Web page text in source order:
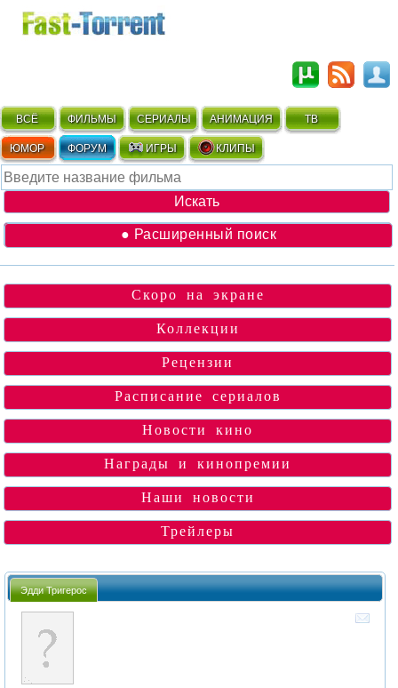
ВСЁ ФИЛЬМЫ СЕРИАЛЫ АНИМАЦИЯ ТВ
ЮМОР ФОРУМ ИГРЫ КЛИПЫ
● Расширенный поиск
Скоро на экране
Коллекции
Рецензии
Расписание сериалов
Новости кино
Награды и кинопремии
Наши новости
Трейлеры
Эдди Тригерос